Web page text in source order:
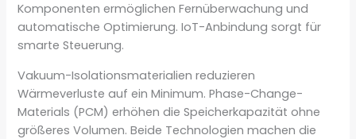
Komponenten ermöglichen Fernüberwachung und
automatische Optimierung. IoT-Anbindung sorgt für
smarte Steuerung.
Vakuum-Isolationsmaterialien reduzieren
Wärmeverluste auf ein Minimum. Phase-Change-
Materials (PCM) erhöhen die Speicherkapazität ohne
größeres Volumen. Beide Technologien machen die